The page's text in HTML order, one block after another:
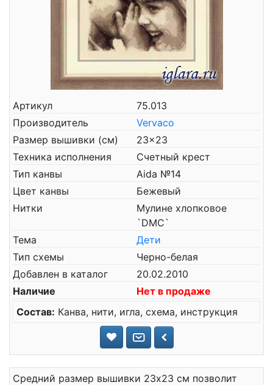
Артикул
75.013
Производитель
Vervaco
Размер вышивки (см)
23x23
Техника исполнения
Счетный крест
Тип канвы
Aida №14
Цвет канвы
Бежевый
Нитки
Мулине хлопковое
`DMC`
Тема
Дети
Тип схемы
Черно-белая
Добавлен в каталог
20.02.2010
Наличие
Нет в продаже
Состав: Канва, нити, игла, схема, инструкция
Средний размер вышивки 23x23 см позволит